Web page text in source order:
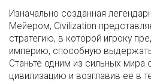
Изначально созданная
Мейером, Civilization
стратегию, в которой игроку
империю, способную
Станьте одним из сильных мира
цивилизацию и возглавив ее в